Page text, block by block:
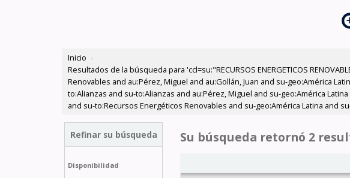
Inicio ›
Resultados de la búsqueda para 'ccl=su:"RECURSOS ENERGETICOS
Renovables and au:Pérez, Miguel and au:Gollán, Juan and su-geo:América
to:Alianzas and su-to:Alianzas and au:Pérez, Miguel and su-geo:América
and su-to:Recursos Energéticos Renovables and su-geo:América Latina and
Refinar su búsqueda
Disponibilidad
Su búsqueda retornó 2